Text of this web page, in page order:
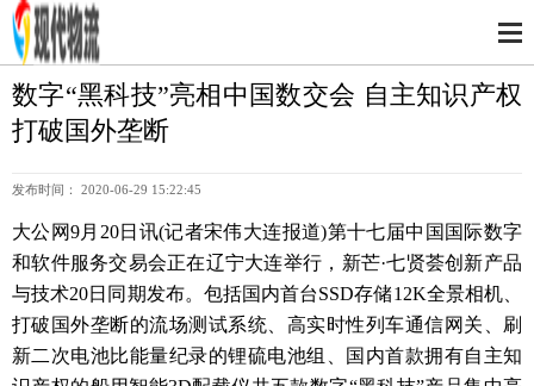
数字“黑科技”亮相中国数交会 自主知识产权
打破国外垄断
发布时间： 2020-06-29 15:22:45
大公网9月20日讯(记者宋伟大连报道)第十七届中国国际数字
和软件服务交易会正在辽宁大连举行，新芒·七贤荟创新产品
与技术20日同期发布。包括国内首台SSD存储12K全景相机、
打破国外垄断的流场测试系统、高实时性列车通信网关、刷
新二次电池比能量纪录的锂硫电池组、国内首款拥有自主知